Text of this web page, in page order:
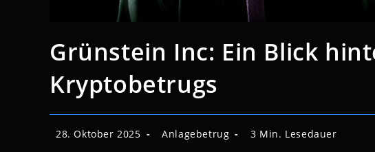
Grünstein Inc: Ein Blick
Kryptobetrugs
Beitrag
28. Oktober 2025
Beitrags-
Kategorie:
Anlagebetrug Lesedauer:
3 Min. Lesedauer